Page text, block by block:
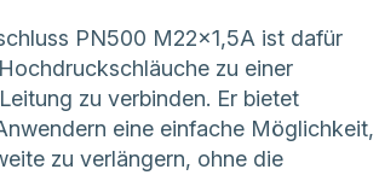
PN500 M22x1,5A ist dafür
zu einer
zu verbinden. Er bietet
eine einfache Möglichkeit,
zu verlängern, ohne die